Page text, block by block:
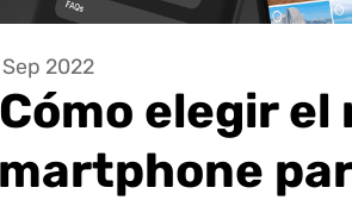
2022
elegir el